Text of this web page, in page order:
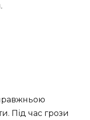
Під час грози